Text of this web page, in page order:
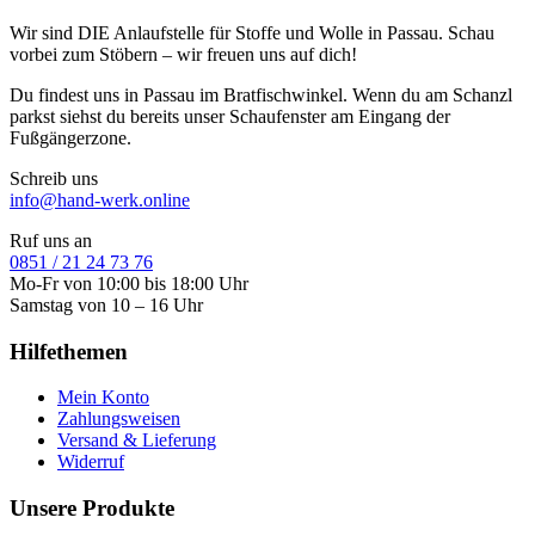
Wir sind DIE Anlaufstelle für Stoffe und Wolle in Passau. Schau
vorbei zum Stöbern – wir freuen uns auf dich!
Du findest uns in Passau im Bratfischwinkel. Wenn du am Schanzl
parkst siehst du bereits unser Schaufenster am Eingang der
Fußgängerzone.
Schreib uns
info@hand-werk.online
Ruf uns an
0851 / 21 24 73 76
Mo-Fr von 10:00 bis 18:00 Uhr
Samstag von 10 – 16 Uhr
Hilfethemen
Mein Konto
Zahlungsweisen
Versand & Lieferung
Widerruf
Unsere Produkte